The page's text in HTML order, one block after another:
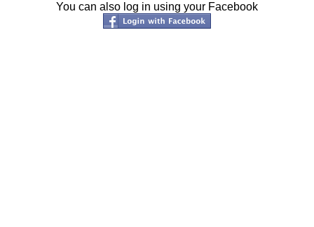
You can also log in using your Facebook